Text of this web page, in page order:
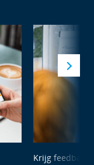
Krijg feedback